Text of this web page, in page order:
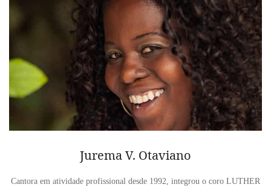
Jurema V. Otaviano
Cantora em atividade profissional desde 1992, integrou o coro LUTHER